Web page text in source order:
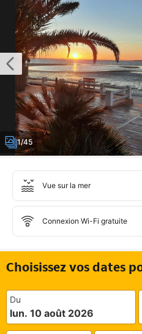
1/45
Vue sur la mer
Connexion Wi-Fi gratuite
Choisissez vos dates
Du
lun. 10 août 2026